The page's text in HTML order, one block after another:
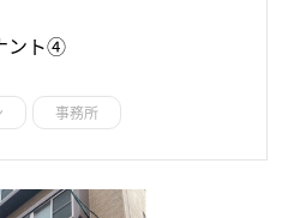
ント④
事務所